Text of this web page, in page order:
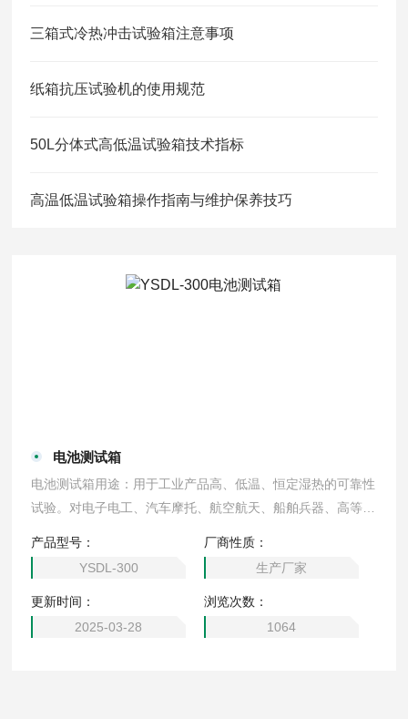
三箱式冷热冲击试验箱注意事项
纸箱抗压试验机的使用规范
50L分体式高低温试验箱技术指标
高温低温试验箱操作指南与维护保养技巧
电池测试箱
电池测试箱用途：用于工业产品高、低温、恒定湿热的可靠性
试验。对电子电工、汽车摩托、航空航天、船舶兵器、高等院
定湿热变化的情况下，检验其各项性能指标。
产品型号：
YSDL-300
厂商性质：
生产厂家
更新时间：
2025-03-28
浏览次数：
1064